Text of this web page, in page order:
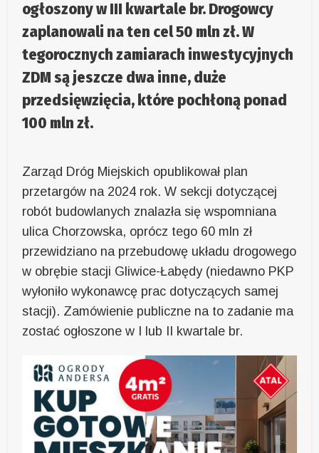
ogłoszony w III kwartale br. Drogowcy
zaplanowali na ten cel 50 mln zł. W
tegorocznych zamiarach inwestycyjnych
ZDM są jeszcze dwa inne, duże
przedsięwzięcia, które pochłoną ponad
100 mln zł.
Zarząd Dróg Miejskich opublikował plan
przetargów na 2024 rok. W sekcji dotyczącej
robót budowlanych znalazła się wspomniana
ulica Chorzowska, oprócz tego 60 mln zł
przewidziano na przebudowę układu drogowego
w obrębie stacji Gliwice-Łabędy (niedawno PKP
wyłoniło wykonawcę prac dotyczących samej
stacji). Zamówienie publiczne na to zadanie ma
zostać ogłoszone w I lub II kwartale br.